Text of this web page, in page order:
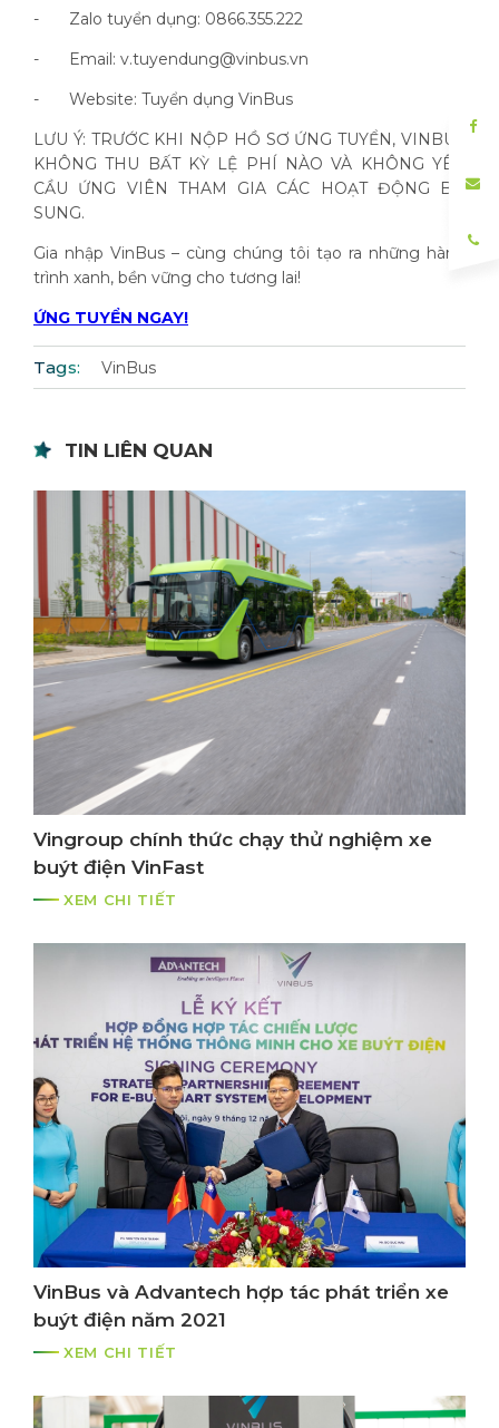
-
Zalo tuyển dụng: 0866.355.222
-
Email: v.tuyendung@vinbus.vn
-
Website: Tuyển dụng VinBus
LƯU Ý: TRƯỚC KHI NỘP HỒ SƠ ỨNG TUYỂN, VINBUS
KHÔNG THU BẤT KỲ LỆ PHÍ NÀO VÀ KHÔNG YÊU
CẦU ỨNG VIÊN THAM GIA CÁC HOẠT ĐỘNG BỔ
SUNG.
Gia nhập VinBus – cùng chúng tôi tạo ra những hành
trình xanh, bền vững cho tương lai!
ỨNG TUYỂN NGAY!
Tags: VinBus
TIN LIÊN QUAN
Vingroup chính thức chạy thử nghiệm xe
buýt điện VinFast
XEM CHI TIẾT
VinBus và Advantech hợp tác phát triển xe
buýt điện năm 2021
XEM CHI TIẾT